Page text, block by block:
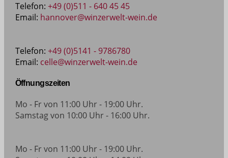
Telefon: +49 (0)511 - 640 45 45
Email: hannover@winzerwelt-wein.de
Telefon: +49 (0)5141 - 9786780
Email: celle@winzerwelt-wein.de
Öffnungszeiten
Mo - Fr von 11:00 Uhr - 19:00 Uhr.
Samstag von 10:00 Uhr - 16:00 Uhr.
Mo - Fr von 11:00 Uhr - 19:00 Uhr.